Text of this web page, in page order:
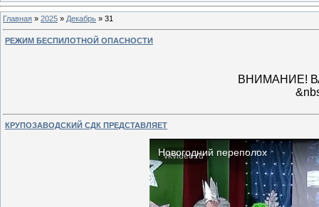
Главная » 2025 » Декабрь » 31
РЕЖИМ БЕСПИЛОТНОЙ ОПАСНОСТИ
ВНИМАНИЕ!
КРУПОЗАВОДСКИЙ СДК ПРЕДСТАВЛЯЕТ